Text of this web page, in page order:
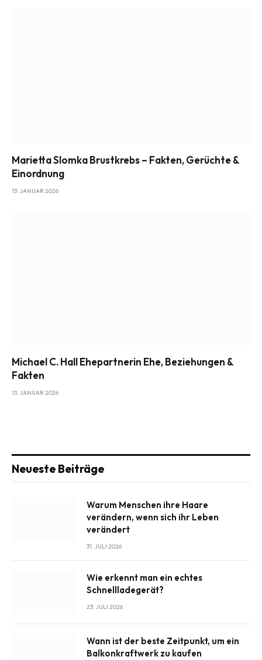
Marietta Slomka Brustkrebs – Fakten, Gerüchte &
Einordnung
13. JANUAR 2026
Michael C. Hall Ehepartnerin Ehe, Beziehungen &
Fakten
13. JANUAR 2026
Neueste Beiträge
Warum Menschen ihre Haare
verändern, wenn sich ihr Leben
verändert
31. JULI 2026
Wie erkennt man ein echtes
Schnellladegerät?
23. JULI 2026
Wann ist der beste Zeitpunkt, um ein
Balkonkraftwerk zu kaufen